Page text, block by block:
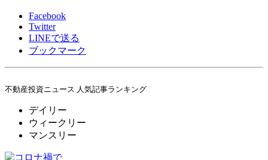
Facebook
Twitter
LINEで送る
ブックマーク
不動産投資ニュース 人気記事ランキング
デイリー
ウィークリー
マンスリー